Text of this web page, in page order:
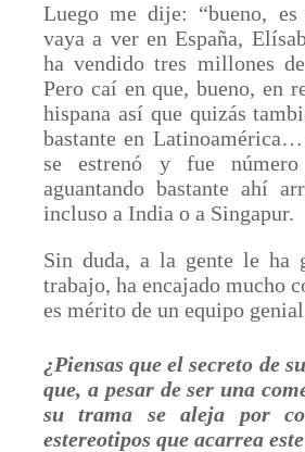
Luego me dije: “bueno,
vaya a ver en España,
ha vendido tres millones
Pero caí en que, bueno, en
hispana así que quizás
bastante en
se estrenó y fue
aguantando bastante ahí
incluso a India o a Singapur.
Sin duda, a la gente le ha
trabajo, ha encajado mucho
es mérito de un equipo
¿Piensas que el secreto de
que, a pesar de ser una
su trama se aleja por
estereotipos que acarrea